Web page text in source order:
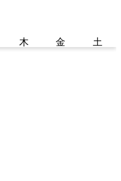
木 金 土